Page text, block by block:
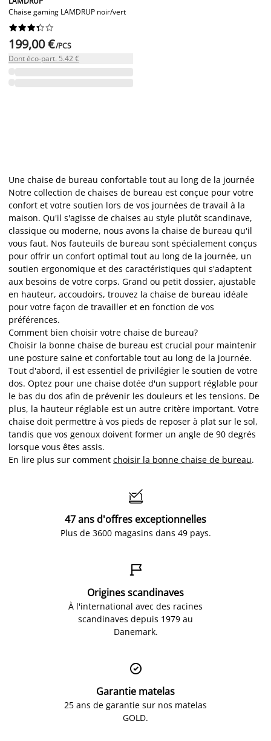
Chaise gaming LAMDRUP noir/vert






199,00 €/PCS
Dont éco-part. 5.42 €
Une chaise de bureau confortable tout au long de la journée
Notre collection de chaises de bureau est conçue pour votre
confort et votre soutien lors de vos journées de travail à la
maison. Qu'il s'agisse de chaises au style plutôt scandinave,
classique ou moderne, nous avons la chaise de bureau qu'il
vous faut. Nos fauteuils de bureau sont spécialement conçus
pour offrir un confort optimal tout au long de la journée, un
soutien ergonomique et des caractéristiques qui s'adaptent
aux besoins de votre corps. Grand ou petit dossier, ajustable
en hauteur, accoudoirs, trouvez la chaise de bureau idéale
pour votre façon de travailler et en fonction de vos
préférences.
Comment bien choisir votre chaise de bureau?
Choisir la bonne chaise de bureau est crucial pour maintenir
une posture saine et confortable tout au long de la journée.
Tout d'abord, il est essentiel de privilégier le soutien de votre
dos. Optez pour une chaise dotée d'un support réglable pour
le bas du dos afin de prévenir les douleurs et les tensions. De
plus, la hauteur réglable est un autre critère important. Votre
chaise doit permettre à vos pieds de reposer à plat sur le sol,
tandis que vos genoux doivent former un angle de 90 degrés
lorsque vous êtes assis.
En lire plus sur comment choisir la bonne chaise de bureau.

47 ans d'offres exceptionnelles
Plus de 3600 magasins dans 49 pays.

Origines scandinaves
À l'international avec des racines
scandinaves depuis 1979 au
Danemark.

Garantie matelas
25 ans de garantie sur nos matelas
GOLD.